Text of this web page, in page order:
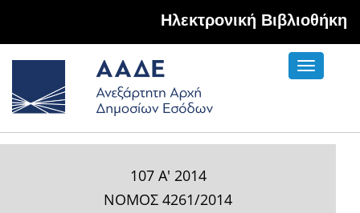
Hλεκτρονική Βιβλιοθήκη
Toggle
107 Α' 2014
ΝΟΜΟΣ 4261/2014